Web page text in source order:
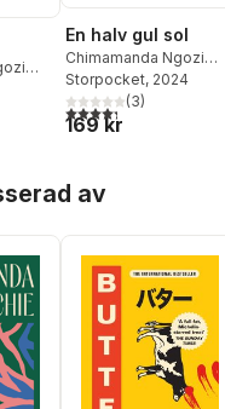
Totalt antal röster:
En halv gul sol
Chimamanda Ngozi
Adichie
Storpocket, 2024
4,3utav 5 stjärnor.
(3)
169 kr
av